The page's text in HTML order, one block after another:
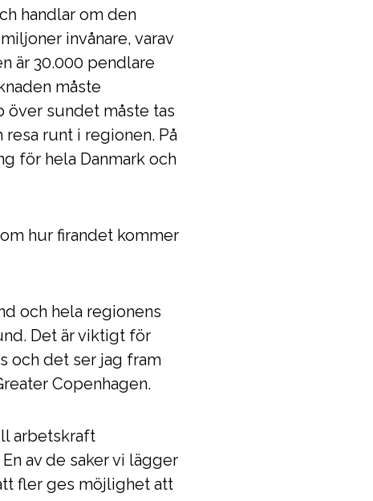
handlar om den
invånare, varav
är 30.000 pendlare
måste
över sundet måste tas
runt i regionen. På
för hela Danmark och
hur firandet kommer
och hela regionens
Det är viktigt för
och det ser jag fram
Copenhagen.
arbetskraft
av de saker vi lägger
fler ges möjlighet att